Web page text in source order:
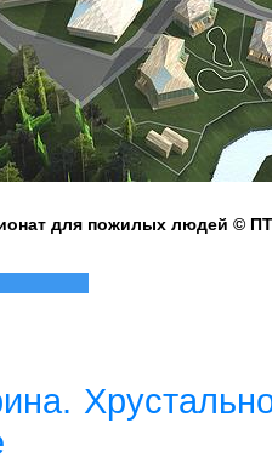
для пожилых людей ©